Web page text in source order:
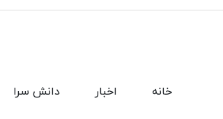
دانش سرا اخبار خانه